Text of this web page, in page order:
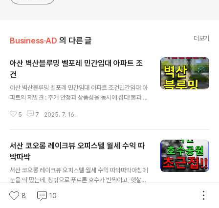
Business·AD 의 다른 글 더보기
아산 벽산블루밍 벨포레 민간임대 아파트 조
건
아산 벽산블루밍 벨포레 민간임대 아파트 조건민간임대 아
파트의 재발견 : 주거 안정과 상품성을 동시에 잡다!불과 몇
안정을 실현할 수 있다는 장점에도 불구하고, 상품성이나
등 주거 불안 요소가 부각되면서 민간임대 아파트의 가치
가 재조명되고 있습니다. 시장 규모가 눈에 띄게 성장하고,
건설사들 간의 품질 경쟁이 심화되면서 이제 민간임대 아
파트는 단순한 임대 주택을 넘어, 높은 상품성과 안정성을
겸비한 주거 형태로 각광받고 있습니다. 이러한 흐름 속에
서 아산 벽산블루밍 벨포레가 공급 소식을 전하며 많은 이
5 7 2025. 7. 16.
서산 코오롱 레이크뷰 오피스텔 월세 수익 따
박따박
서산 코오롱 레이크뷰 오피스텔 월세 수익 따박따박아침에
눈을 딱 떴는데, 창밖으로 푸르른 호수가 반짝이고, 햇살이
가득 쏟아지는 거야. 커피 한 잔 들고 창가에 앉아서, 마치
내 집 정원처럼 펼쳐진 중앙호수공원을 내려다보는 거지.
5 14 2025. 7. 11.
8 10